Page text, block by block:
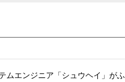
ムエンジニア「シュウヘイ」がふ